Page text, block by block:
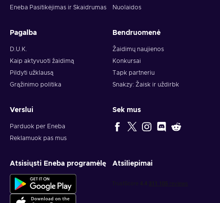
Eneba Pasitikėjimas ir Skaidrumas
Nuolaidos
Pagalba
D.U.K.
Kaip aktyvuoti žaidimą
Pildyti užklausą
Grąžinimo politika
Bendruomenė
Žaidimų naujienos
Konkursai
Tapk partneriu
Snakzy: Žaisk ir uždirbk
Verslui
Parduok per Eneba
Reklamuok pas mus
Sek mus
Atsisiųsti Eneba programėlę Atsiliepimai